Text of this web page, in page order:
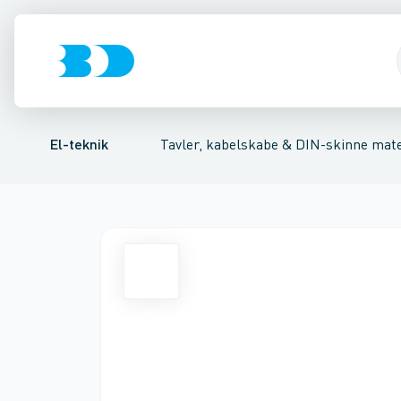
El-teknik Tavler, kabelskabe & DIN-skinne
Afbrydere, stikkontakter & lampeudtag
Tavler, kapsling og rackskabeFordelings-/
InstallationskontaktorKiprelæerRingetransformer